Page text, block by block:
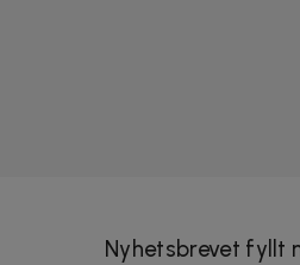
Nyhetsbrevet fyllt